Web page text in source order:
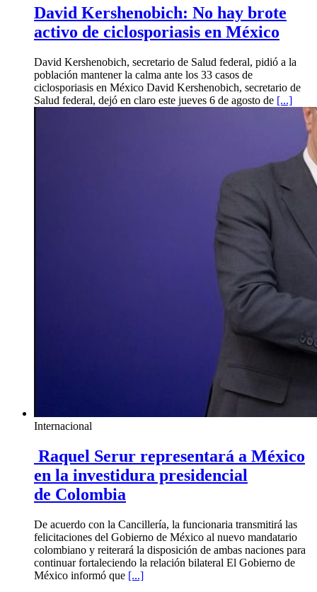
David Kershenobich: No hay brote
activo de ciclosporiasis en México
David Kershenobich, secretario de Salud federal, pidió a la
población mantener la calma ante los 33 casos de
ciclosporiasis en México David Kershenobich, secretario de
Salud federal, dejó en claro este jueves 6 de agosto de [...]
Internacional
Raquel Serur representará a México
en la investidura presidencial
de Colombia
De acuerdo con la Cancillería, la funcionaria transmitirá las
felicitaciones del Gobierno de México al nuevo mandatario
colombiano y reiterará la disposición de ambas naciones para
continuar fortaleciendo la relación bilateral El Gobierno de
México informó que [...]